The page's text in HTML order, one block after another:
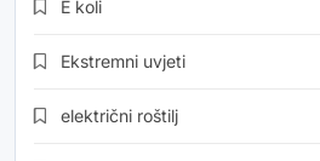
E koli
Ekstremni uvjeti
električni roštilj